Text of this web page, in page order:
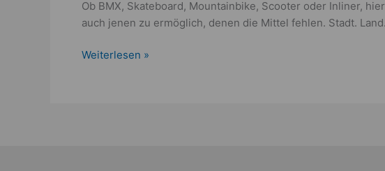
Ob BMX, Skateboard, Mountainbike, Scooter oder Inliner,
auch jenen zu ermöglich, denen die Mittel fehlen. Stadt.
Weiterlesen »